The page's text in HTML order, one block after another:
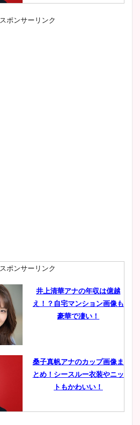
小室瑛莉子のカップ画像まと
肉も凄い！
鈴木唯の太ってた時の体重が
ヤバすぎww原因や痩せたダ
豊島実季アナのカップ画像ま
とめ！美脚や水着姿に年齢も
スポンサーリンク
スポンサーリンク
井上清華アナの年収は億越
え！？自宅マンション画像も
豪華で凄い！
桑子真帆アナのカップ画像ま
とめ！シースルー衣装やニッ
トもかわいい！